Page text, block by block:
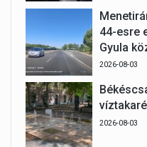
44-esre
Gyula
2026-08-03
2026-08-03